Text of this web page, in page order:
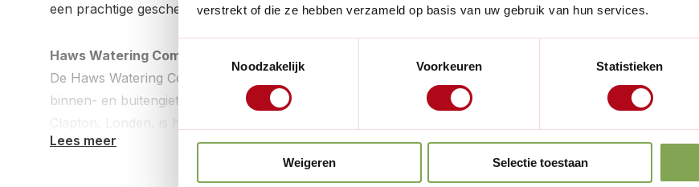
verstrekt of die ze hebben verzameld op basis van uw gebruik van hun services.
Noodzakelijk
Voorkeuren Statistieken
Weigeren Selectie toestaan
een prachtige geschenkdoos.
Haws Watering Company
De Haws Watering Company is een gerenommeerde Britse fabrikant van
binnen- en buitengieters, opgericht in 1886 door John Haws. Gevestigd in
Clapton, Londen, is het bedrijf een van de oudste in de tuinbouwsector, met een
wereldwijde reputatie van 130 jaar voor het produceren van duurzame en
Lees meer
Inhoud:
Overige
Geschikt
Aantal
Handig